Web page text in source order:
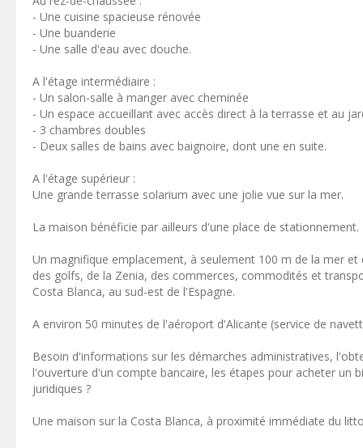
- Une cuisine spacieuse rénovée
- Une buanderie
- Une salle d'eau avec douche.
A l'étage intermédiaire :
- Un salon-salle à manger avec cheminée
- Un espace accueillant avec accès direct à la terrasse et au
- 3 chambres doubles
- Deux salles de bains avec baignoire, dont une en suite.
A l'étage supérieur :
Une grande terrasse solarium avec une jolie vue sur la mer.
La maison bénéficie par ailleurs d'une place de stationnement.
Un magnifique emplacement, à seulement 100 m de la mer
des golfs, de la Zenia, des commerces, commodités et
Costa Blanca, au sud-est de l'Espagne.
A environ 50 minutes de l'aéroport d'Alicante (service de
Besoin d'informations sur les démarches administratives,
l'ouverture d'un compte bancaire, les étapes pour acheter un
juridiques ?
Une maison sur la Costa Blanca, à proximité immédiate du